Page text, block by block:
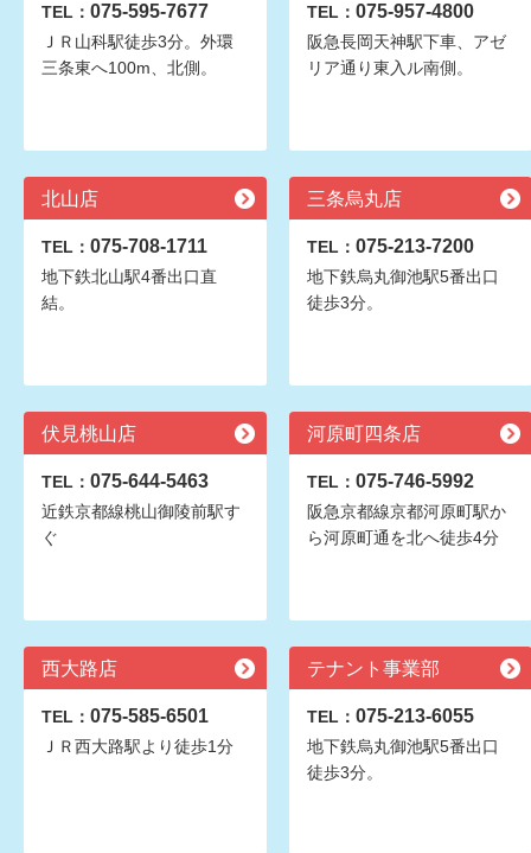
TEL： 075-595-7677
ＪＲ山科駅徒歩3分。外環
三条東へ100m、北側。
TEL： 075-957-4800
阪急長岡天神駅下車、アゼ
リア通り東入ル南側。
北山店
TEL： 075-708-1711
地下鉄北山駅4番出口直
結。
三条烏丸店
TEL： 075-213-7200
地下鉄烏丸御池駅5番出口
徒歩3分。
伏見桃山店
TEL： 075-644-5463
近鉄京都線桃山御陵前駅す
ぐ
河原町四条店
TEL： 075-746-5992
阪急京都線京都河原町駅か
ら河原町通を北へ徒歩4分
西大路店
TEL： 075-585-6501
ＪＲ西大路駅より徒歩1分
テナント事業部
TEL： 075-213-6055
地下鉄烏丸御池駅5番出口
徒歩3分。